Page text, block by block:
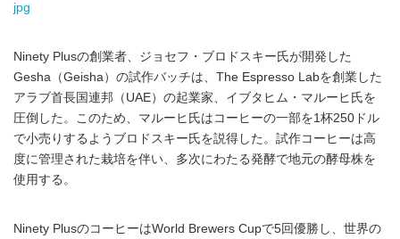
jpg
Ninety Plusの創業者、ジョセフ・ブロドスキー氏が開発した
Gesha（Geisha）の試作バッチは、The Espresso Labを創業した
アラブ首長国連邦（UAE）の起業家、イブタヒム・マルーヒ氏を
圧倒した。このため、マルーヒ氏はコーヒーの一部を1杯250ドル
で小売りするようブロドスキー氏を説得した。試作コーヒーは高
度に管理された栽培を伴い、多次にわたる発酵で地元の酵母株を
使用する。
Ninety PlusのコーヒーはWorld Brewers Cupで5回優勝し、世界の